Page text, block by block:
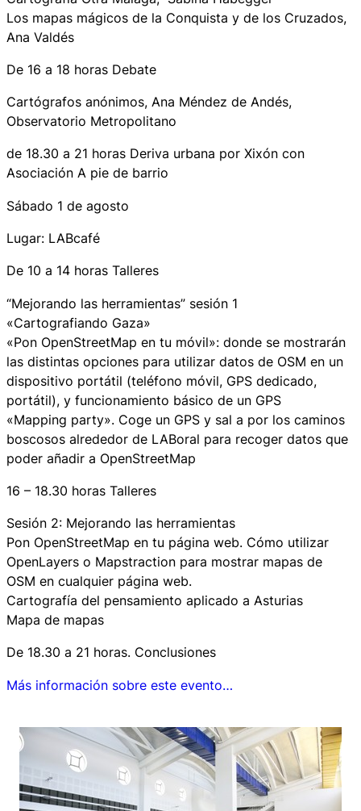
Los mapas mágicos de la Conquista y de los Cruzados,
Ana Valdés
De 16 a 18 horas Debate
Cartógrafos anónimos, Ana Méndez de Andés,
Observatorio Metropolitano
de 18.30 a 21 horas Deriva urbana por Xixón con
Asociación A pie de barrio
Sábado 1 de agosto
Lugar: LABcafé
De 10 a 14 horas Talleres
“Mejorando las herramientas” sesión 1
«Cartografiando Gaza»
«Pon OpenStreetMap en tu móvil»: donde se mostrarán
las distintas opciones para utilizar datos de OSM en un
dispositivo portátil (teléfono móvil, GPS dedicado,
portátil), y funcionamiento básico de un GPS
«Mapping party». Coge un GPS y sal a por los caminos
boscosos alrededor de LABoral para recoger datos que
poder añadir a OpenStreetMap
16 – 18.30 horas Talleres
Sesión 2: Mejorando las herramientas
Pon OpenStreetMap en tu página web. Cómo utilizar
OpenLayers o Mapstraction para mostrar mapas de
OSM en cualquier página web.
Cartografía del pensamiento aplicado a Asturias
Mapa de mapas
De 18.30 a 21 horas. Conclusiones
Más información sobre este evento…